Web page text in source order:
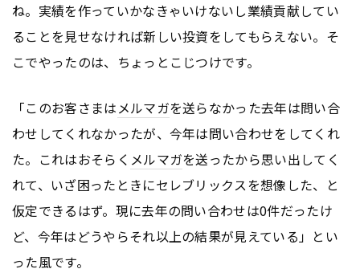
ね。実績を作っていかなきゃいけないし業績貢献してい
ることを見せなければ新しい投資をしてもらえない。そ
こでやったのは、ちょっとこじつけです。
「このお客さまはメルマガを送らなかった去年は問い合
わせしてくれなかったが、今年は問い合わせをしてくれ
た。これはおそらく メルマガを送ったから思い出してく
れて、いざ困ったときにセレブリックスを想像した、と
仮定できるはず。現に去年の問い合わせは0件だったけ
ど、今年はどうやらそれ以上の結果が見えている」とい
った風です。